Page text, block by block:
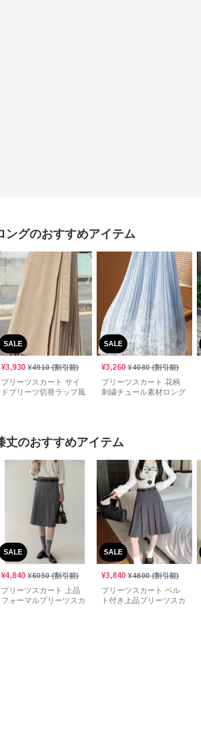
ングのおすすめアイテム
SALE
¥3,930 ¥4910(割引前)
プリーツスカート サイ
ドプリーツ切替ラップ風
SALE
¥3,260 ¥4080(割引前)
プリーツスカート 花柄
刺繍チュール素材ロング
丈のおすすめアイテム
SALE
¥4,840 ¥6050(割引前)
プリーツスカート 上品
フォーマルプリーツスカ
SALE
¥3,840 ¥4800(割引前)
プリーツスカート ベル
ト付き上品プリーツスカ